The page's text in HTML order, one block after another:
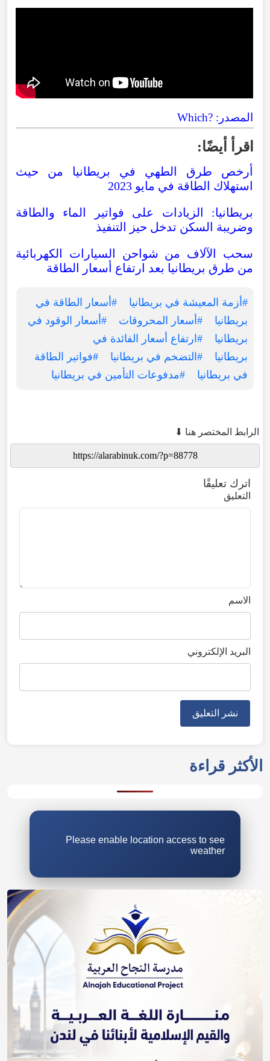
المصدر: ?Which
اقرأ أيضًا:
أرخص طرق الطهي في بريطانيا من حيث
استهلاك الطاقة في مايو 2023
بريطانيا: الزيادات على فواتير الماء والطاقة
وضريبة السكن تدخل حيز التنفيذ
سحب الآلاف من شواحن السيارات الكهربائية
من طرق بريطانيا بعد ارتفاع أسعار الطاقة
#أزمة المعيشة في بريطانيا
#أسعار الطاقة في
بريطانيا
#أسعار المحروقات
#أسعار الوقود في
بريطانيا
#ارتفاع أسعار الفائدة في
بريطانيا
#التضخم في بريطانيا
#فواتير الطاقة
في بريطانيا
#مدفوعات التأمين في بريطانيا
الرابط المختصر هنا ⬇
اترك تعليقًا
التعليق
الاسم
البريد الإلكتروني